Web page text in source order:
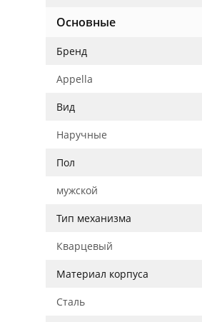
Основные
Бренд
Appella
Вид
Наручные
Пол
мужской
Тип механизма
Кварцевый
Материал корпуса
Сталь